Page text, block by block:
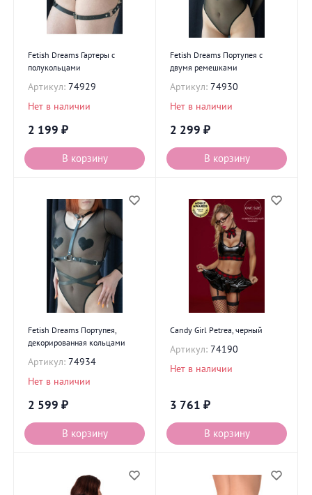
Fetish Dreams Гартеры с
полукольцами
Артикул: 74929
Нет в наличии
2 199 ₽
В корзину
Fetish Dreams Портупея с
двумя ремешками
Артикул: 74930
Нет в наличии
2 299 ₽
В корзину
Fetish Dreams Портупея,
декорированная кольцами
Артикул: 74934
Нет в наличии
2 599 ₽
В корзину
Candy Girl Petrea, черный
Артикул: 74190
Нет в наличии
3 761 ₽
В корзину